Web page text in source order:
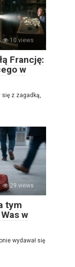
10 views
Francję:
w
się z zagadką,
29 views
tym
w
wydawał się